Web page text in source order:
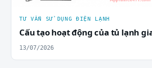
TƯ VẤN SỬ DỤNG ĐIỆN LẠNH
Cấu tạo hoạt động của tủ lạnh
13/07/2026